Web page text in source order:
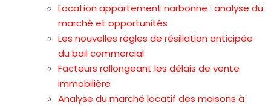
Location appartement narbonne : analyse du
marché et opportunités
Les nouvelles règles de résiliation anticipée
du bail commercial
Facteurs rallongeant les délais de vente
immobilière
Analyse du marché locatif des maisons à